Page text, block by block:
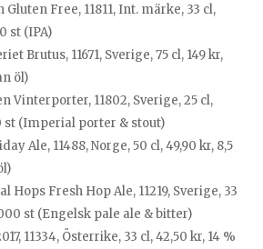
Free, 11811, Int. märke, 33 cl,
st (IPA)
Brutus, 11671, Sverige, 75 cl, 149 kr,
öl)
Vinterporter, 11802, Sverige, 25 cl,
st (Imperial porter & stout)
Ale, 11488, Norge, 50 cl, 49,90 kr, 8,5
Hops Fresh Hop Ale, 11219, Sverige, 33
st (Engelsk pale ale & bitter)
11334, Österrike, 33 cl, 42,50 kr, 14 %